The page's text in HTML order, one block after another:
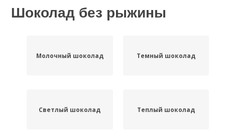
Шоколад без рыжины
Молочный шоколад Темный шоколад
Светлый шоколад Теплый шоколад